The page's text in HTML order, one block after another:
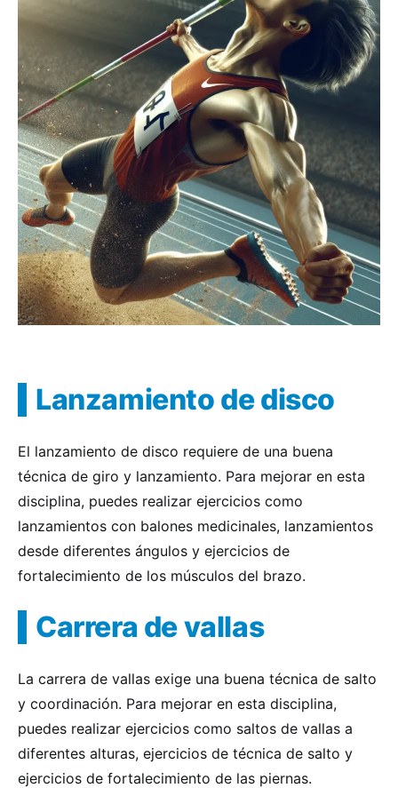
Lanzamiento de disco
El lanzamiento de disco requiere de una buena
técnica de giro y lanzamiento. Para mejorar en esta
disciplina, puedes realizar ejercicios como
lanzamientos con balones medicinales, lanzamientos
desde diferentes ángulos y ejercicios de
fortalecimiento de los músculos del brazo.
Carrera de vallas
La carrera de vallas exige una buena técnica de salto
y coordinación. Para mejorar en esta disciplina,
puedes realizar ejercicios como saltos de vallas a
diferentes alturas, ejercicios de técnica de salto y
ejercicios de fortalecimiento de las piernas.